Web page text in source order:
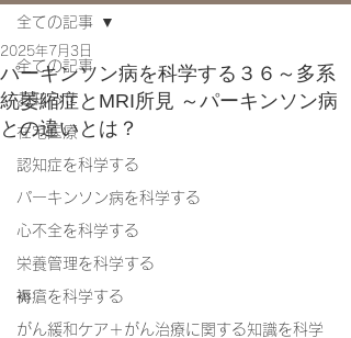
全ての記事
お知らせ
在宅医療
認知症を科学する
パーキンソン病を科学する
心不全を科学する
栄養管理を科学する
褥瘡を科学する
がん緩和ケア＋がん治療に関する知識を科学
全ての記事
パーキンソン病を科学する３６～多系
統萎縮症とMRI所見 ～パーキンソン病
との違いとは？
2025年7月3日